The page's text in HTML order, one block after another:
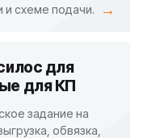
и схеме подачи.
→
для
для КП
задание на
обвязка,